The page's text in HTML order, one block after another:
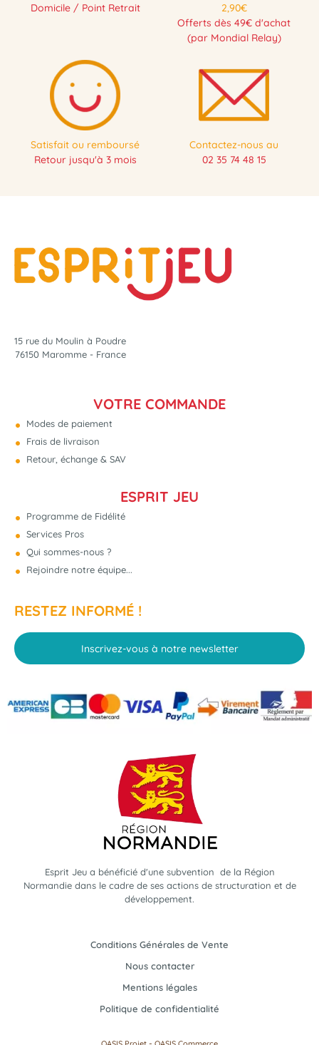
Domicile / Point Retrait
2,90€
Offerts dès 49€ d'achat
(par Mondial Relay)
Satisfait ou remboursé
Retour jusqu'à 3 mois
Contactez-nous au
02 35 74 48 15
15 rue du Moulin à Poudre
76150 Maromme - France
VOTRE COMMANDE
Modes de paiement
Frais de livraison
Retour, échange & SAV
ESPRIT JEU
Programme de Fidélité
Services Pros
Qui sommes-nous ?
Rejoindre notre équipe...
RESTEZ INFORMÉ !
Inscrivez-vous à notre newsletter
Esprit Jeu a bénéficié d'une subvention de la Région
Normandie dans le cadre de ses actions de structuration et de
développement.
Conditions Générales de Vente
Nous contacter
Mentions légales
Politique de confidentialité